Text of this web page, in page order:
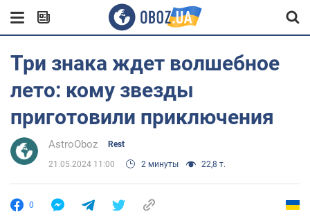
Три знака ждет волшебное
лето: кому звезды
приготовили приключения
AstroOboz Rest
21.05.2024 11:00 2 минуты 22,8 т.
0